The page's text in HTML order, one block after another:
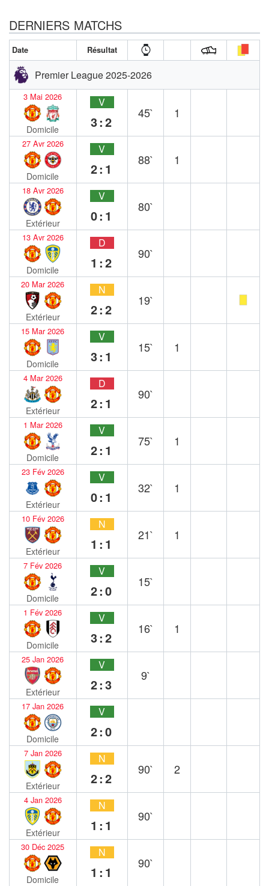
DERNIERS MATCHS
Date Résultat
Premier League 2025-2026
3 Mai 2026
Domicile
V
3:2
45` 1
27 Avr 2026
Domicile
V
2:1
88` 1
18 Avr 2026
Extérieur
V
0:1
80`
13 Avr 2026
Domicile
D
1:2
90`
20 Mar 2026
Extérieur
N
2:2
19`
15 Mar 2026
Domicile
V
3:1
15` 1
4 Mar 2026
Extérieur
D
2:1
90`
1 Mar 2026
Domicile
V
2:1
75` 1
23 Fév 2026
Extérieur
V
0:1
32` 1
10 Fév 2026
Extérieur
N
1:1
21` 1
7 Fév 2026
Domicile
V
2:0
15`
1 Fév 2026
Domicile
V
3:2
16` 1
25 Jan 2026
Extérieur
V
2:3
9`
17 Jan 2026
Domicile
V
2:0
7 Jan 2026
Extérieur
N
2:2
90` 2
4 Jan 2026
Extérieur
N
1:1
90`
30 Déc 2025
Domicile
N
1:1
90`